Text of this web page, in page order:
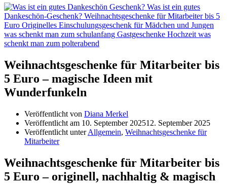
Weihnachtsgeschenke für Mitarbeiter bis
5 Euro – magische Ideen mit
Wunderfunkeln
Veröffentlicht von Diana Merkel
Veröffentlicht am 10. September 202512. September 2025
Veröffentlicht unterAllgemein, Weihnachtsgeschenke für
Mitarbeiter
Weihnachtsgeschenke für Mitarbeiter bis
5 Euro – originell, nachhaltig & magisch